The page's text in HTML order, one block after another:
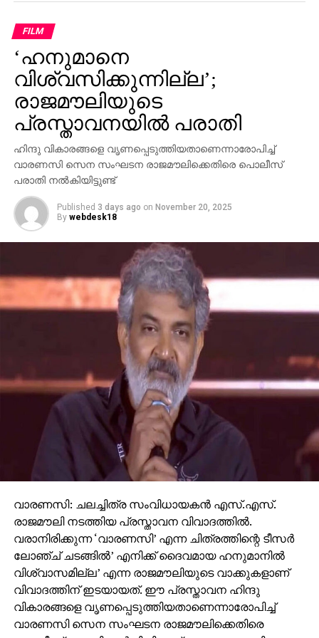
പാര്‍ട്ടിക്ക് ഒരു കുഴപ്പവുമില്ലെന്ന് പറയാന്‍ എം.വി
ഗോവിന്ദന് മാത്രമേ കഴിയൂവെന്നും വി.ഡി സതീശന്‍
പരിഹസിച്ചു. എന്തുകൊണ്ട് ദേവസ്വം ബോര്‍ഡ്
പോറ്റിക്കെതിരെ പരാതി നല്‍കിയില്ലെന്നും പോറ്റി
കുടുങ്ങിയാല്‍ പലരും കുടുങ്ങും എന്ന് സിപിഎമ്മിന്
അറിയാമായിരുന്നുവെന്നും അദ്ദേഹം കൂട്ടിച്ചേര്‍ത്തു.
FILM
‘ഹനുമാനെ
വിശ്വസിക്കുന്നില്ല’;
രാജമൗലിയുടെ
പ്രസ്താവനയില്‍ പരാതി
ഹിന്ദു വികാരങ്ങളെ വൃണപ്പെടുത്തിയതാണെന്നാരോപിച്ച്
വാരണസി സെന സംഘടന രാജമൗലിക്കെതിരെ പൊലീസ്
പരാതി നല്‍കിയിട്ടുണ്ട്
Published 3 days ago on November 20, 2025
By webdesk18
വാരണസി: ചലച്ചിത്ര സംവിധായകന്‍ എസ്.എസ്.
രാജമൗലി നടത്തിയ പ്രസ്താവന വിവാദത്തില്‍.
വരാനിരിക്കുന്ന ‘വാരണസി’ എന്ന ചിത്രത്തിന്റെ ടീസര്‍
ലോഞ്ച് ചടങ്ങില്‍’ എനിക്ക് ദൈവമായ ഹനുമാനില്‍
വിശ്വാസമില്ല’ എന്ന രാജമൗലിയുടെ വാക്കുകളാണ്
വിവാദത്തിന് ഇടയായത്. ഈ പ്രസ്താവന ഹിന്ദു
വികാരങ്ങളെ വൃണപ്പെടുത്തിയതാണെന്നാരോപിച്ച്
വാരണസി സെന സംഘടന രാജമൗലിക്കെതിരെ